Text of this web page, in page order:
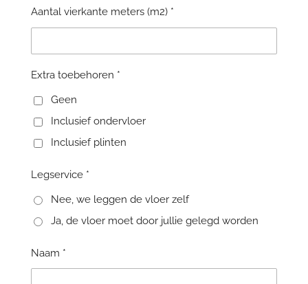
Aantal vierkante meters (m2) *
Extra toebehoren *
Geen
Inclusief ondervloer
Inclusief plinten
Legservice *
Nee, we leggen de vloer zelf
Ja, de vloer moet door jullie gelegd worden
Naam *